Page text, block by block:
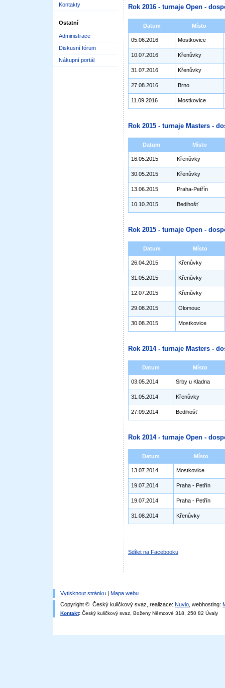
Kontakty
Ostatní
Administrace
Diskusní fórum
Nákupní portál
Rok 2016 - turnaje Open -
Datum Místo
05.06.2016 Mostkovice
10.07.2016 Křenůvky
31.07.2016 Křenůvky
27.08.2016 Brno
11.09.2016 Mostkovice
Rok 2015 - turnaje Masters -
Datum Místo
16.05.2015 Křenůvky
30.05.2015 Křenůvky
13.06.2015 Praha-Petřín
10.10.2015 Bedihošť
Rok 2015 - turnaje Open -
Datum Místo
26.04.2015 Křenůvky
31.05.2015 Křenůvky
12.07.2015 Křenůvky
29.08.2015 Olomouc
30.08.2015 Mostkovice
Rok 2014 - turnaje Masters -
Datum Místo
03.05.2014 Srby u Kladna
31.05.2014 Křenůvky
27.09.2014 Bedihošť
Rok 2014 - turnaje Open -
Datum Místo
13.07.2014 Mostkovice
19.07.2014 Praha - Petřín
19.07.2014 Praha - Petřín
31.08.2014 Křenůvky
Sdílet na Facebooku
Vytisknout stránku | Mapa webu
Copyright © Český kuličkový svaz, realizace: Nuvio , webhosting:
Kontakt: Český kuličkový svaz, Boženy Němcové 318, 250 82 Úvaly